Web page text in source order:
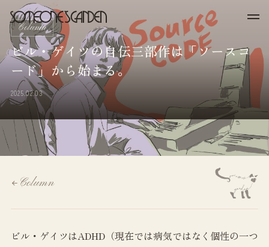
content
Column
ビル・ゲイツの自伝三部作は「ソースコ
ード」から始まる。
2025.02.03
Column
ビル・ゲイツはADHD（現在では病気ではなく個性の一つ